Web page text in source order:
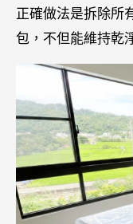
正確做法是拆除所
包，不但能維持乾